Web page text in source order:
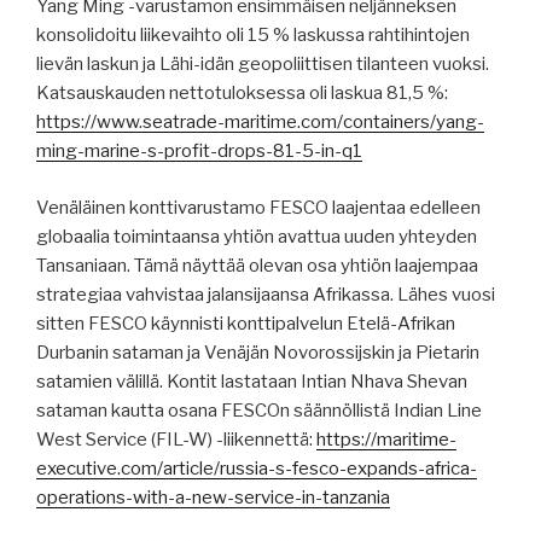
Yang Ming -varustamon ensimmäisen neljänneksen
konsolidoitu liikevaihto oli 15 % laskussa rahtihintojen
lievän laskun ja Lähi-idän geopoliittisen tilanteen vuoksi.
Katsauskauden nettotuloksessa oli laskua 81,5 %:
https://www.seatrade-maritime.com/containers/yang-
ming-marine-s-profit-drops-81-5-in-q1
Venäläinen konttivarustamo FESCO laajentaa edelleen
globaalia toimintaansa yhtiön avattua uuden yhteyden
Tansaniaan. Tämä näyttää olevan osa yhtiön laajempaa
strategiaa vahvistaa jalansijaansa Afrikassa. Lähes vuosi
sitten FESCO käynnisti konttipalvelun Etelä-Afrikan
Durbanin sataman ja Venäjän Novorossijskin ja Pietarin
satamien välillä. Kontit lastataan Intian Nhava Shevan
sataman kautta osana FESCOn säännöllistä Indian Line
West Service (FIL-W) -liikennettä: https://maritime-
executive.com/article/russia-s-fesco-expands-africa-
operations-with-a-new-service-in-tanzania